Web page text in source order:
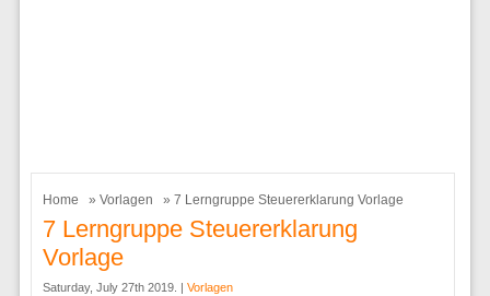
Home » Vorlagen » 7 Lerngruppe Steuererklarung Vorlage
7 Lerngruppe Steuererklarung
Vorlage
Saturday, July 27th 2019. | Vorlagen